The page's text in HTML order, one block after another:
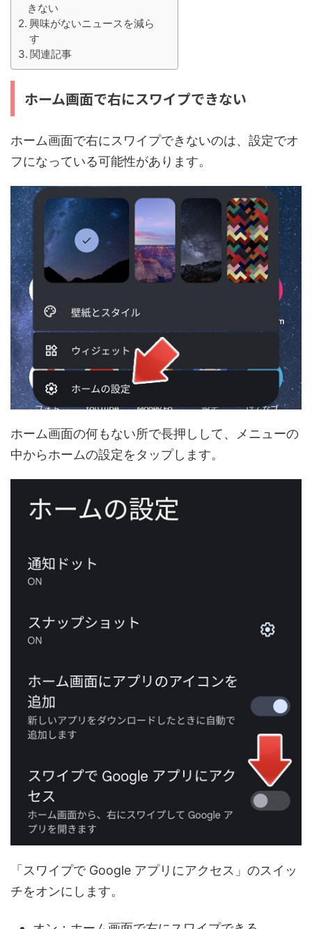
きない
興味がないニュースを減ら
す
関連記事
ホーム画面で右にスワイプできない
ホーム画面で右にスワイプできないのは、設定でオ
フになっている可能性があります。
ホーム画面の何もない所で長押しして、メニューの
中からホームの設定をタップします。
「スワイプで Google アプリにアクセス」のスイッ
チをオンにします。